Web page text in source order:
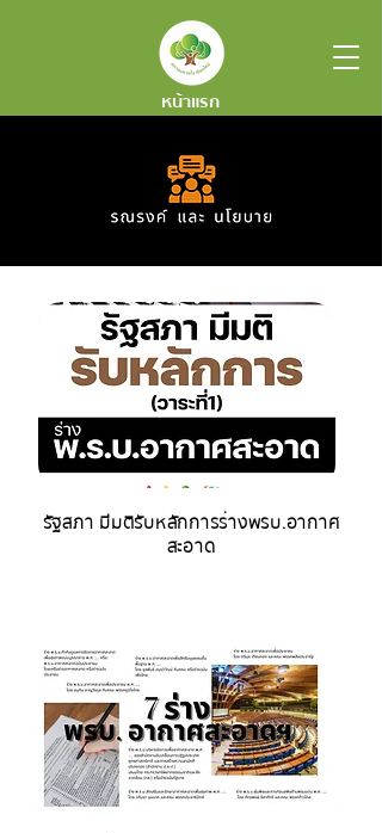
หน้าแรก
รัฐสภา มีมติรับหลักการร่างพรบ.อากาศ
สะอาด